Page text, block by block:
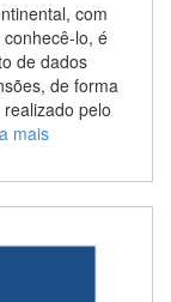
com
lo, é
de dados
de forma
pelo
mais